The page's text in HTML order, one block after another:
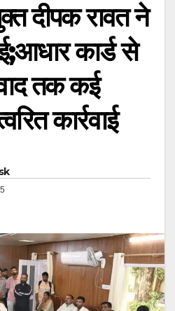
दीपक रावत ने
कार्ड से
तक कई
कार्रवाई